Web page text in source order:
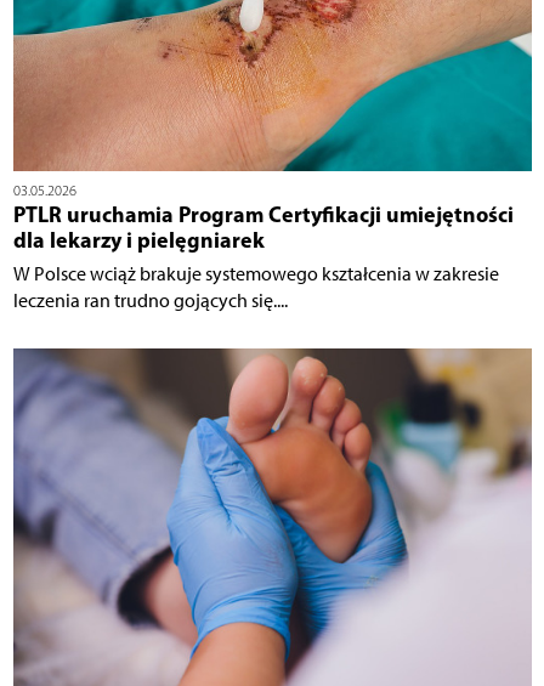
03.05.2026
PTLR uruchamia Program Certyfikacji umiejętności
dla lekarzy i pielęgniarek
W Polsce wciąż brakuje systemowego kształcenia w zakresie
leczenia ran trudno gojących się....